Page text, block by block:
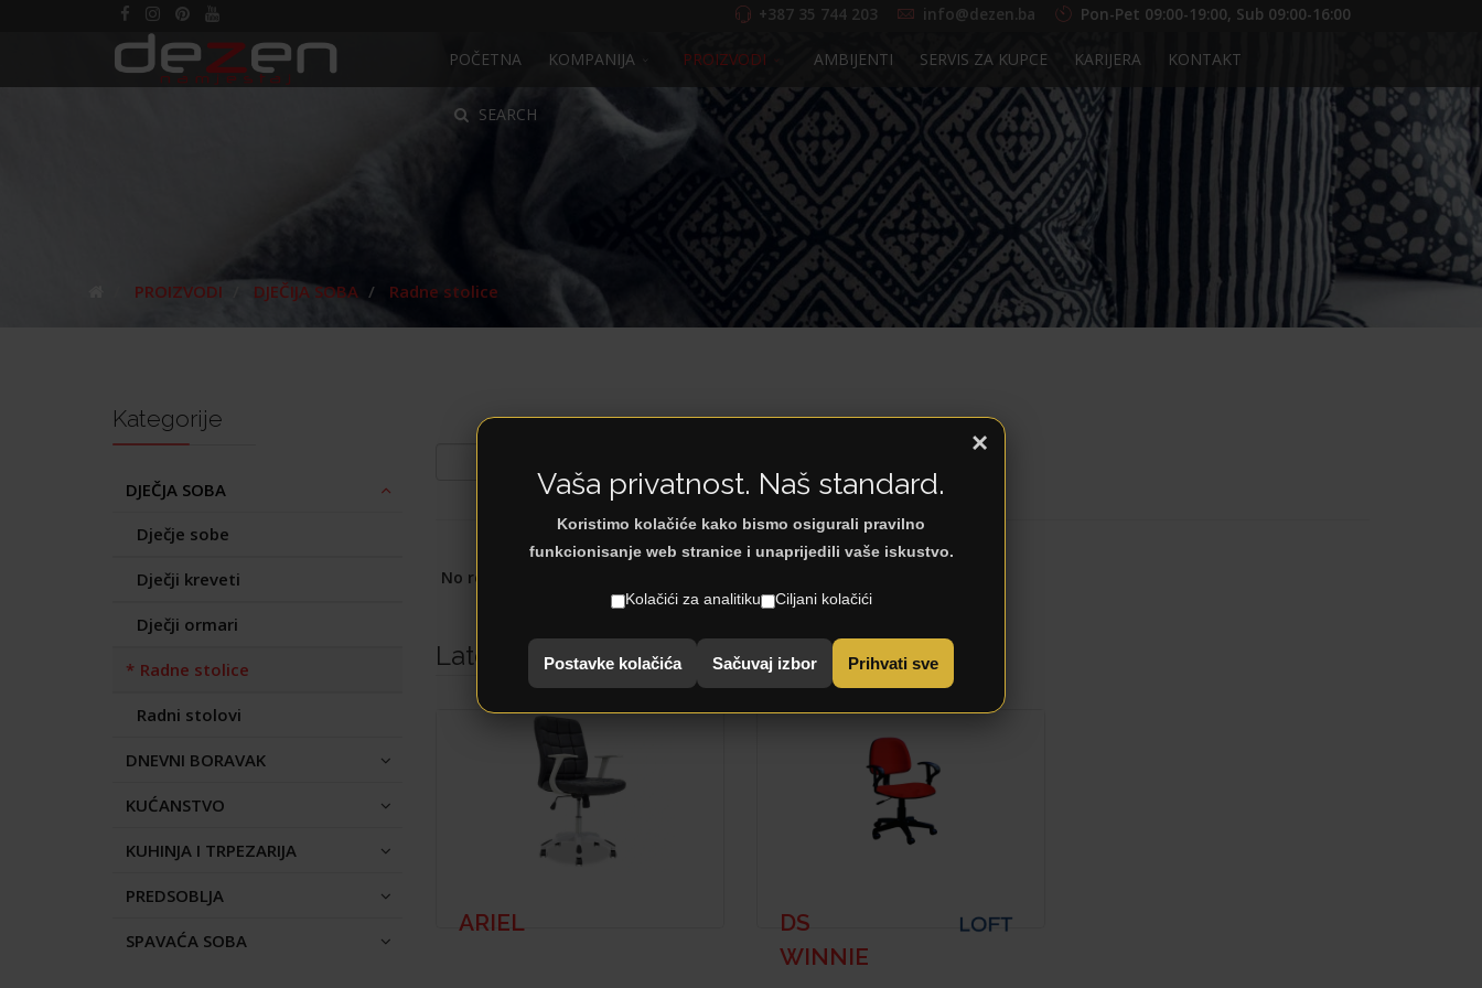
POČETNA KOMPANIJA PROIZVODI AMBIJENTI SERVIS ZA KUPCE KARIJERA KONTAKT
SEARCH
+387 35 744 203 info@dezen.ba Pon-Pet 09:00-19:00, Sub 09:00-16:00
PROIZVODI DJEČIJA SOBA Radne stolice
Kategorije
DJEČJA SOBA
Dječje sobe
Dječji kreveti
Dječji ormari
Radne stolice
Radni stolovi
DNEVNI BORAVAK
KUĆANSTVO
KUHINJA I TRPEZARIJA
PREDSOBLJA
SPAVAĆA SOBA
Radne stolice
No records found.
Latest Products
ARIEL
DS
WINNIE
×
Vaša privatnost. Naš standard.
Koristimo kolačiće kako bismo osigurali pravilno
funkcionisanje web stranice i unaprijedili vaše iskustvo.
Kolačići za analitiku Ciljani kolačići
Postavke kolačića Sačuvaj izbor Prihvati sve